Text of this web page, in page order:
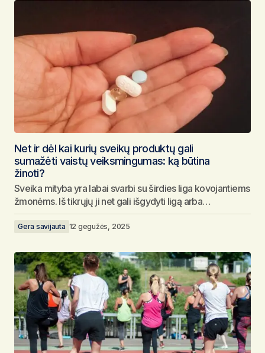
Net ir dėl kai kurių sveikų produktų gali
sumažėti vaistų veiksmingumas: ką būtina
žinoti?
Sveika mityba yra labai svarbi su širdies liga kovojantiems
žmonėms. Iš tikrųjų ji net gali išgydyti ligą arba…
Gera savijauta 12 gegužės, 2025